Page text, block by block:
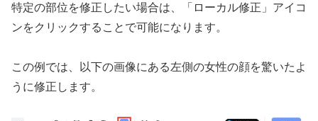
特定の部位を修正したい場合は、「ローカル修正」アイコ
ンをクリックすることで可能になります。
この例では、以下の画像にある左側の女性の顔を驚いたよ
うに修正します。